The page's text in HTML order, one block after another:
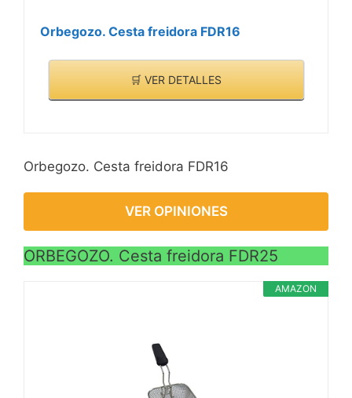
Orbegozo. Cesta freidora FDR16
🛒 VER DETALLES
Orbegozo. Cesta freidora FDR16
VER OPINIONES
ORBEGOZO. Cesta freidora FDR25
AMAZON